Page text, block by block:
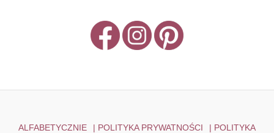
ALFABETYCZNIE | POLITYKA PRYWATNOŚCI | POLITYKA